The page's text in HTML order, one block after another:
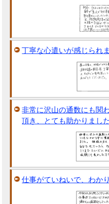
丁寧な心遣いが感じられ
非常に沢山の通数にも関
頂き、とても助かりました
仕事がていねいで、わか